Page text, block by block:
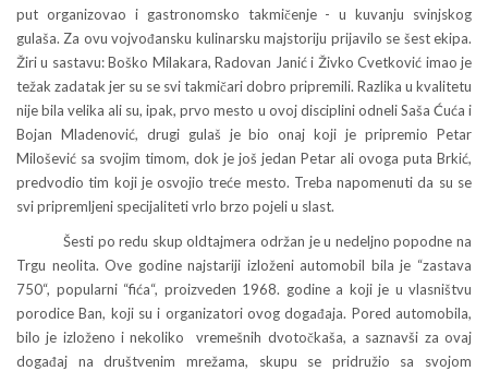
put organizovao i gastronomsko takmičenje - u kuvanju svinjskog
gulaša. Za ovu vojvođansku kulinarsku majstoriju prijavilo se šest ekipa.
Žiri u sastavu: Boško Milakara, Radovan Janić i Živko Cvetković imao je
težak zadatak jer su se svi takmičari dobro pripremili. Razlika u kvalitetu
nije bila velika ali su, ipak, prvo mesto u ovoj disciplini odneli Saša Ćuća i
Bojan Mladenović, drugi gulaš je bio onaj koji je pripremio Petar
Milošević sa svojim timom, dok je još jedan Petar ali ovoga puta Brkić,
predvodio tim koji je osvojio treće mesto. Treba napomenuti da su se
svi pripremljeni specijaliteti vrlo brzo pojeli u slast.
Šesti po redu skup oldtajmera održan je u nedeljno popodne na
Trgu neolita. Ove godine najstariji izloženi automobil bila je “zastava
750“, popularni “fića“, proizveden 1968. godine a koji je u vlasništvu
porodice Ban, koji su i organizatori ovog događaja. Pored automobila,
bilo je izloženo i nekoliko vremešnih dvotočkaša, a saznavši za ovaj
događaj na društvenim mrežama, skupu se pridružio sa svojom